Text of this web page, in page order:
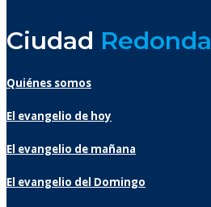
Ciudad Redonda
Quiénes somos
El evangelio de hoy
El evangelio de mañana
El evangelio del Domingo